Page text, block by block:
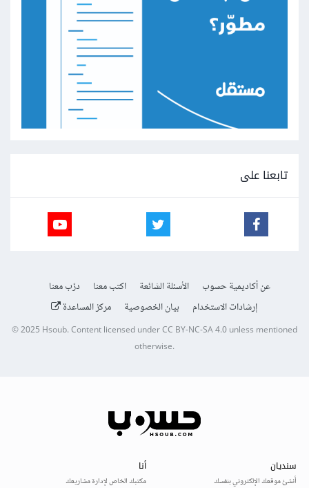
تابعنا على
عن أكاديمية حسوب الأسئلة الشائعة اكتب معنا
درّب معنا
إرشادات الاستخدام
بيان الخصوصية مركز المساعدة
© 2025Hsoub.Content licensed underCC BY-NC-SA 4.0unless mentioned
otherwise.